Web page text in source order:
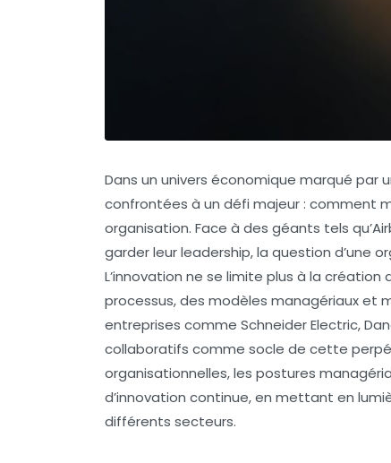
Dans un univers économique marqué
confrontées à un défi majeur : comment
organisation. Face à des géants tels
garder leur leadership, la question d’une
L’innovation ne se limite plus à la création
processus, des modèles managériaux et
entreprises comme Schneider Electric,
collaboratifs comme socle de cette
organisationnelles, les postures
d’innovation continue, en mettant en
différents secteurs.